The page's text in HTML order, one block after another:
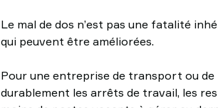
Le mal de dos n’est pas une fatalité
qui peuvent être améliorées.
Pour une entreprise de transport ou de
durablement les arrêts de travail, les